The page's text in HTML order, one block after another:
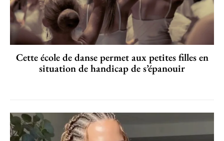
Cette école de danse permet aux petites filles en
situation de handicap de s’épanouir